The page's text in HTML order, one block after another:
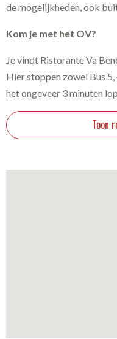
de mogelijkheden, ook
Kom je met het OV?
Je vindt Ristorante Va
Hier stoppen zowel Bus 5,
het ongeveer 3 minuten
Toon